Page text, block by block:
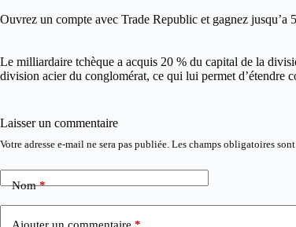
Ouvrez un compte avec Trade Republic et gagnez jusqu’a
Le milliardaire tchèque a acquis 20 % du capital de la
division acier du conglomérat, ce qui lui permet d’étendre
Laisser un commentaire
Votre adresse e-mail ne sera pas publiée. Les champs obligatoires
Nom*